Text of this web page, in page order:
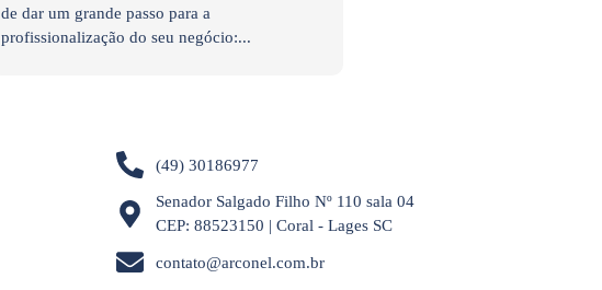
de dar um grande passo para a
profissionalização do seu negócio:...
(49) 30186977
Senador Salgado Filho Nº 110 sala 04
CEP: 88523150 | Coral - Lages SC
contato@arconel.com.br